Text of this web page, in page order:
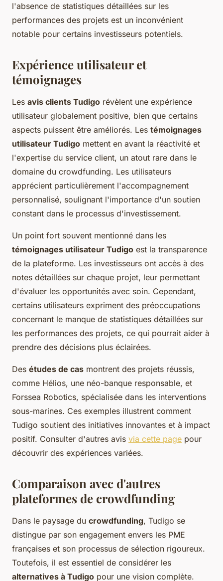
l'absence de statistiques détaillées sur les
performances des projets est un inconvénient
notable pour certains investisseurs potentiels.
Expérience utilisateur et
témoignages
Les avis clients Tudigo révèlent une expérience
utilisateur globalement positive, bien que certains
aspects puissent être améliorés. Les témoignages
utilisateur Tudigo mettent en avant la réactivité et
l'expertise du service client, un atout rare dans le
domaine du crowdfunding. Les utilisateurs
apprécient particulièrement l'accompagnement
personnalisé, soulignant l'importance d'un soutien
constant dans le processus d'investissement.
Un point fort souvent mentionné dans les
témoignages utilisateur Tudigo est la transparence
de la plateforme. Les investisseurs ont accès à des
notes détaillées sur chaque projet, leur permettant
d'évaluer les opportunités avec soin. Cependant,
certains utilisateurs expriment des préoccupations
concernant le manque de statistiques détaillées sur
les performances des projets, ce qui pourrait aider à
prendre des décisions plus éclairées.
Des études de cas montrent des projets réussis,
comme Hélios, une néo-banque responsable, et
Forssea Robotics, spécialisée dans les interventions
sous-marines. Ces exemples illustrent comment
Tudigo soutient des initiatives innovantes et à impact
positif. Consulter d'autres avis via cette page pour
découvrir des expériences variées.
Comparaison avec d'autres
plateformes de crowdfunding
Dans le paysage du crowdfunding, Tudigo se
distingue par son engagement envers les PME
françaises et son processus de sélection rigoureux.
Toutefois, il est essentiel de considérer les
alternatives à Tudigo pour une vision complète.